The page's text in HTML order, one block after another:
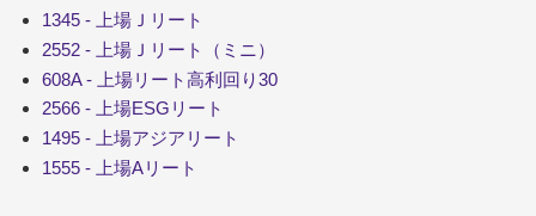
1345 - 上場Ｊリート
2552 - 上場Ｊリート（ミニ）
608A - 上場リート高利回り30
2566 - 上場ESGリート
1495 - 上場アジアリート
1555 - 上場Aリート